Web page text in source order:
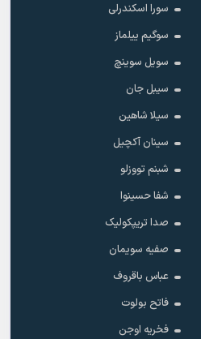
سورا اسکندرلی
سوگیم ییلماز
سویل سوینچ
سیبل جان
سیلا شاهین
سینان آکچیل
شبنم تووزلو
شفا حسینوا
صدا تریپکولیک
صفیه سویمان
عباس باقروف
فاتح بولوت
فخریه اوجن